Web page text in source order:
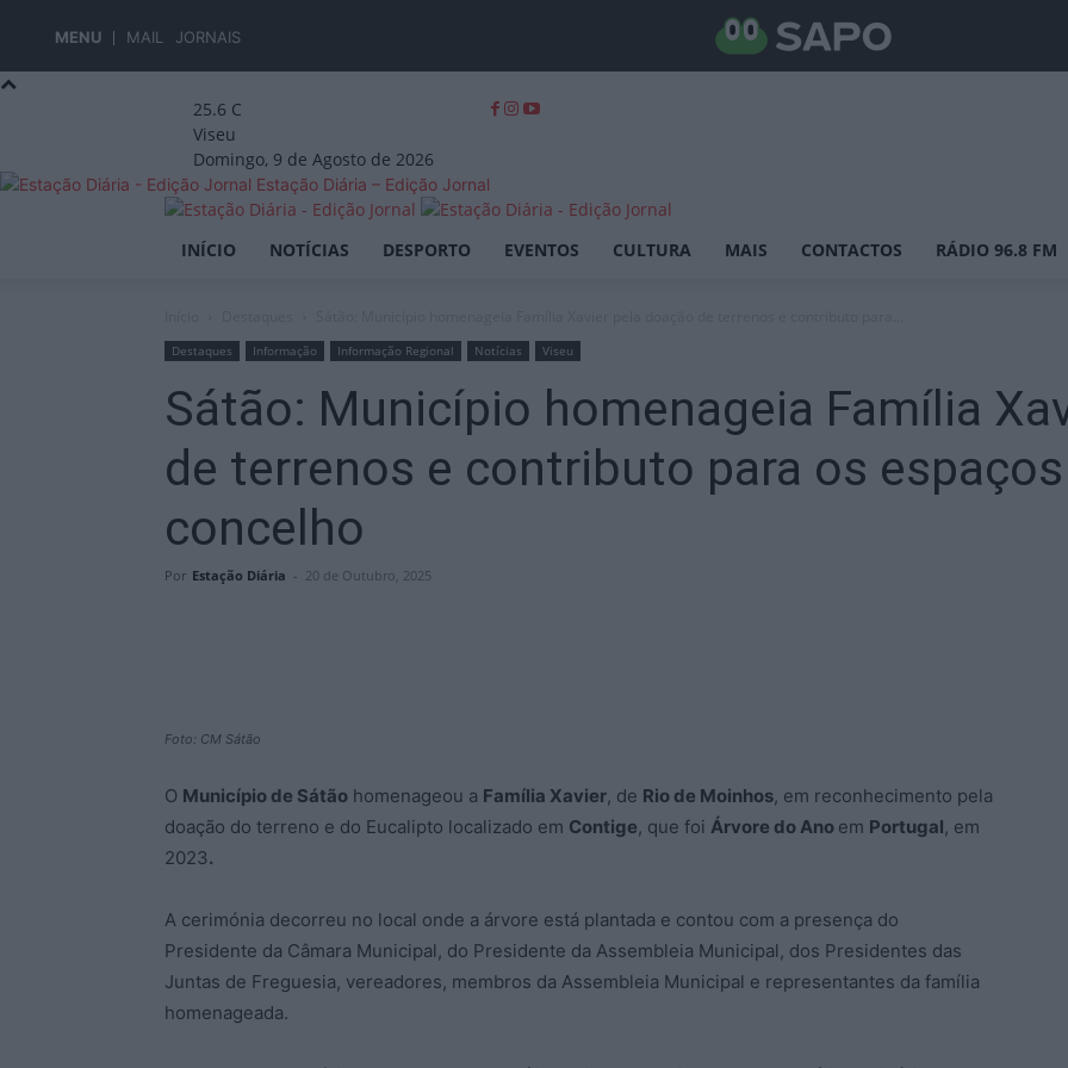
MENU MAIL JORNAIS
25.6 C
Viseu
Domingo, 9 de Agosto de 2026
Estação Diária – Edição Jornal
INÍCIO NOTÍCIAS DESPORTO EVENTOS CULTURA MAIS CONTACTOS RÁDIO 96.8 FM
Destaques Informação Informação Regional Notícias Viseu
Sátão: Município homenageia Família
de terrenos e contributo para os
concelho
Por Estação Diária - 20 de Outubro, 2025
Foto: CM Sátão
O Município de Sátão homenageou a Família Xavier, de Rio de Moinhos, em reconhecimento pela
doação do terreno e do Eucalipto localizado em Contige, que foi Árvore do Ano em Portugal, em
2023.
A cerimónia decorreu no local onde a árvore está plantada e contou com a presença do
Presidente da Câmara Municipal, do Presidente da Assembleia Municipal, dos Presidentes das
Juntas de Freguesia, vereadores, membros da Assembleia Municipal e representantes da família
homenageada.